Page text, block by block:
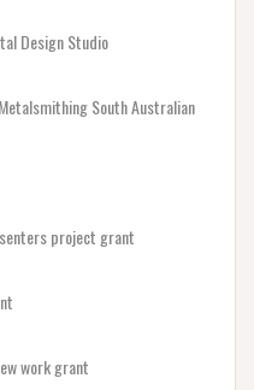
Design Studio
South Australian
project grant
work grant